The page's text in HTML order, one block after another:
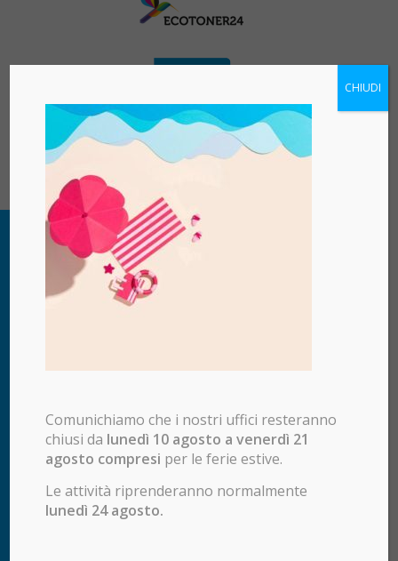
Comunichiamo che i nostri uffici resteranno
chiusi da lunedì 10 agosto a venerdì 21
agosto compresi per le ferie estive.
Le attività riprenderanno normalmente
lunedì 24 agosto.
CHIUDI